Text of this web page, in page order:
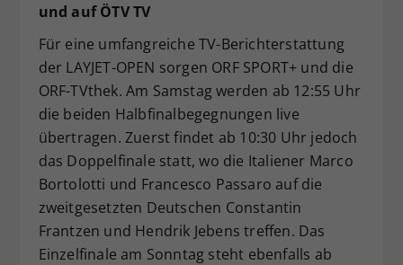
und auf ÖTV TV
Für eine umfangreiche TV-Berichterstattung
der LAYJET-OPEN sorgen ORF SPORT+ und die
ORF-TVthek. Am Samstag werden ab 12:55 Uhr
die beiden Halbfinalbegegnungen live
übertragen. Zuerst findet ab 10:30 Uhr jedoch
das Doppelfinale statt, wo die Italiener Marco
Bortolotti und Francesco Passaro auf die
zweitgesetzten Deutschen Constantin
Frantzen und Hendrik Jebens treffen. Das
Einzelfinale am Sonntag steht ebenfalls ab